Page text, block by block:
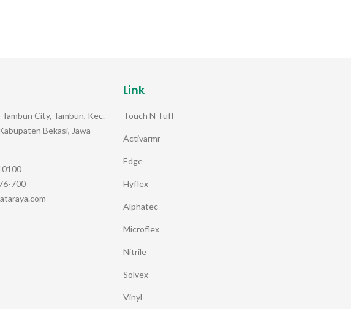
City, Tambun, Kec.
Bekasi, Jawa
700
Link
Touch N Tuff
Activarmr
Edge
Hyflex
Alphatec
Microflex
Nitrile
Solvex
Vinyl